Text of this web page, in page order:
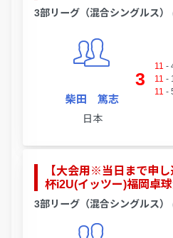
3部リーグ（混合シングルス）
柴田 篤志
日本
3
11 -
11 -
11 -
【大会用※当日まで申
杯i2U(イッツー)福岡卓
3部リーグ（混合シングルス）